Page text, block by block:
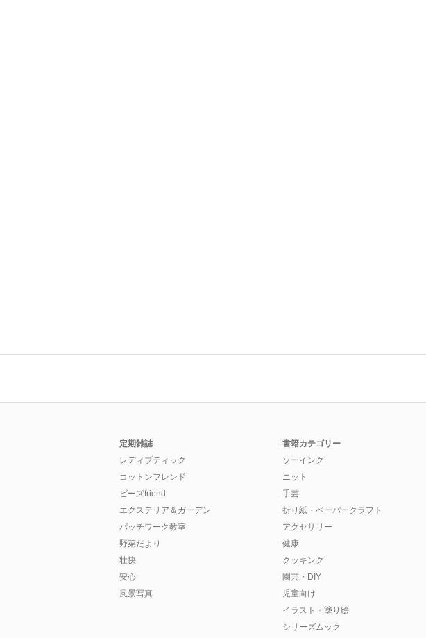
定期雑誌
レディブティック
コットンフレンド
ビーズfriend
エクステリア＆ガーデン
パッチワーク教室
野菜だより
壮快
安心
風景写真
書籍カテゴリー
ソーイング
ニット
手芸
折り紙・ペーパークラフト
アクセサリー
健康
クッキング
園芸・DIY
児童向け
イラスト・塗り絵
シリーズムック